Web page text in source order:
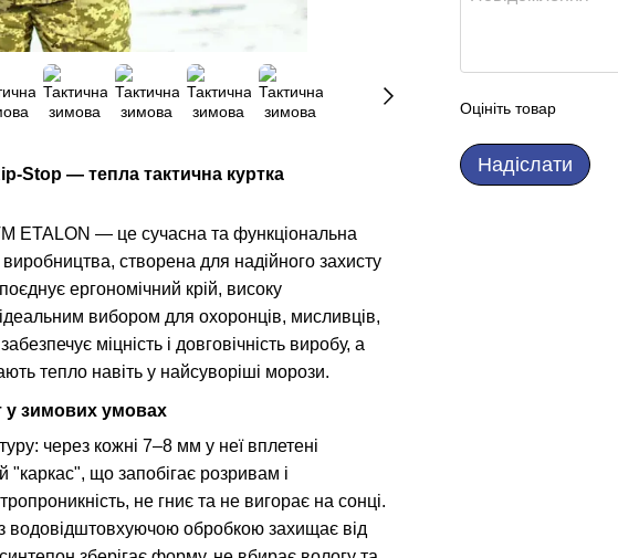
Stop — тепла тактична куртка
ETALON — це сучасна та функціональна
виробництва, створена для надійного захисту
ергономічний крій, високу
ідеальним вибором для охоронців, мисливців,
міцність і довговічність виробу, а
тепло навіть у найсуворіші морози.
у зимових умовах
через кожні 7–8 мм у неї вплетені
"каркас", що запобігає розривам і
не гниє та не вигорає на сонці.
водовідштовхуючою обробкою захищає від
Оцініть товар
Надіслати